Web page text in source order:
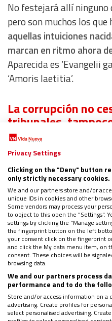
No festejará allí ninguno
pero son muchos los que
aquellas intuiciones
marcan en ritmo ahora
Aparecida es ‘Evangelii
‘Amoris laetitia’.
La corrupción no
tribunales,
No hay semana sin un
fascículos. Ahora,
Comunidad de Madrid.
el poder corrompe. Y
hacer extensible este
Un sistema podrido. El
nocivo. No olvidemos la
juicios y condenas, si se
Lenta. Con algún
pontifical: “Pecadores sí,
Si Theresa May
Privacy Settings
Clicking on the "Deny" button
only strictly necessary cookies.
We and our partners store and/or
unique IDs in cookies and other
Some vendors may process your
to object to this open the "Settings".
settings by clicking the "Manage
the fingerprint button on the left
your consent click on the fingerprint
and click the My data menu item, on
consent. These choices will be
browsing data.
We and our partners process
performance and to do the
Store and/or access information on
advertising. Create profiles for
select personalised advertising.